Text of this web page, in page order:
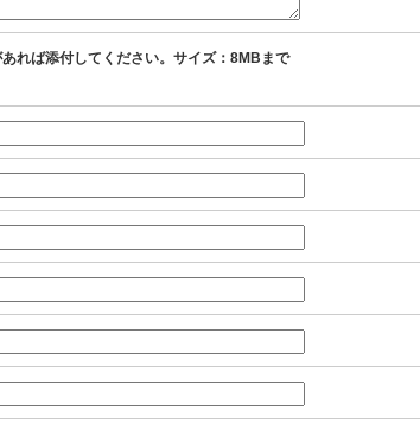
れば添付してください。サイズ：8MBまで